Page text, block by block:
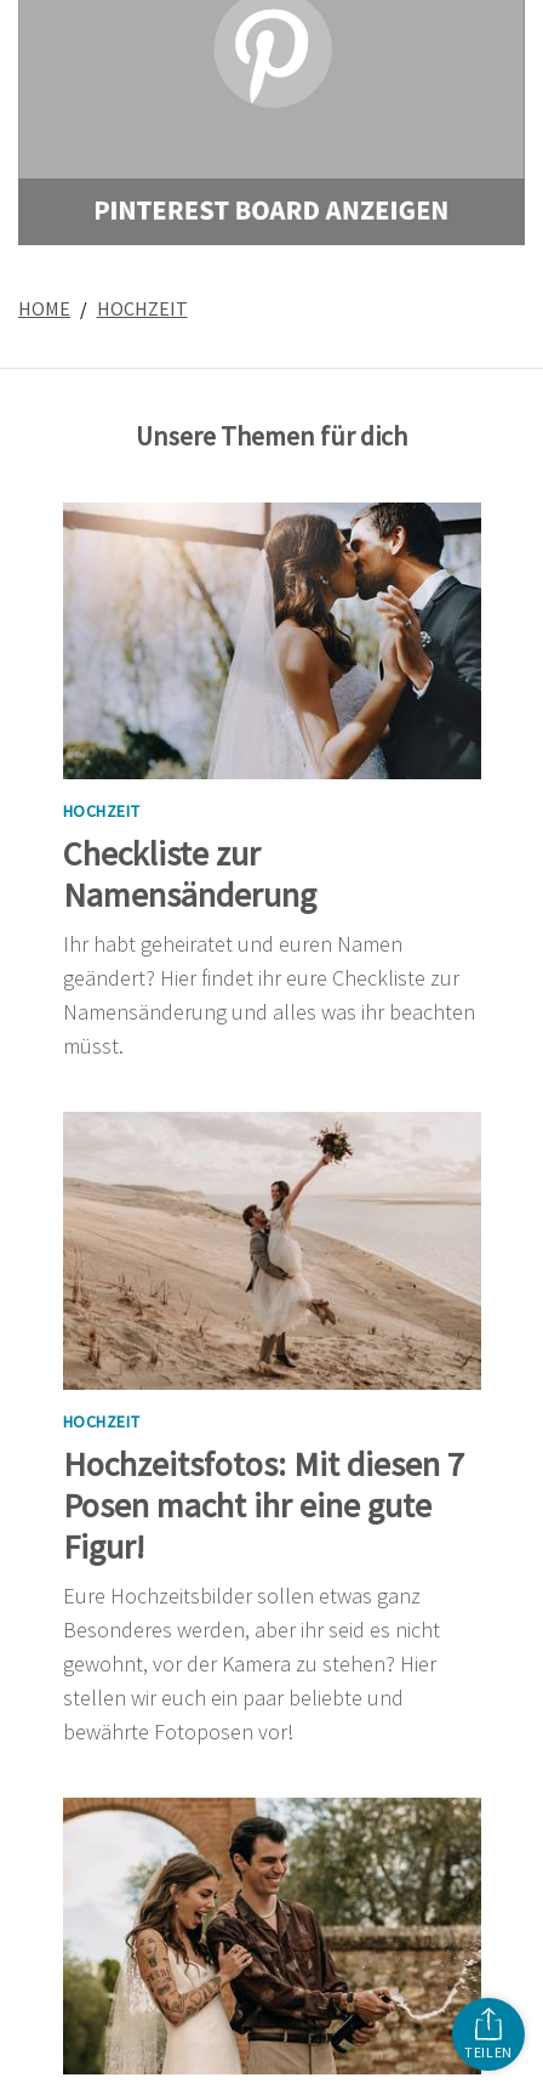
TEILEN
HOME HOCHZEIT
Unsere Themen für dich
HOCHZEIT
Checkliste zur
Namensänderung
Ihr habt geheiratet und euren Namen
geändert? Hier findet ihr eure Checkliste zur
Namensänderung und alles was ihr beachten
müsst.
HOCHZEIT
Hochzeitsfotos: Mit diesen 7
Posen macht ihr eine gute
Figur!
Eure Hochzeitsbilder sollen etwas ganz
Besonderes werden, aber ihr seid es nicht
gewohnt, vor der Kamera zu stehen? Hier
stellen wir euch ein paar beliebte und
bewährte Fotoposen vor!